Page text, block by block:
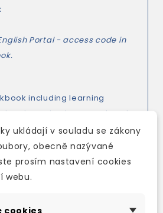
Portal - access code in
including learning
to assign homework and
resources, including answer
activities and teaching
bank
ukládají v souladu se zákony
obecně nazývané
prosím nastavení cookies
webu.
cookies